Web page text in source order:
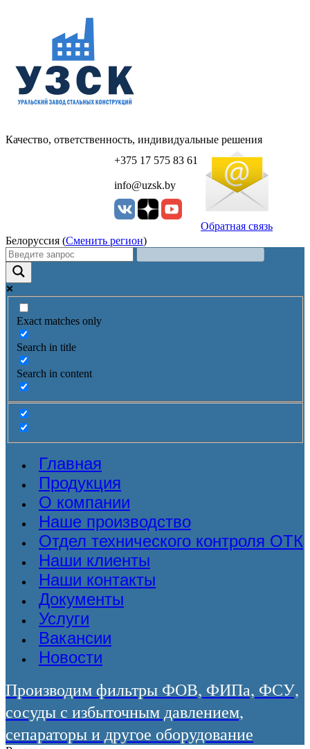
Качество, ответственность, индивидуальные решения
+375 17 575 83 61
info@uzsk.by
Обратная связь
Белоруссия (Сменить регион)
Exact matches only
Search in title
Search in content
Главная
Продукция
О компании
Наше производство
Отдел технического контроля ОТК
Наши клиенты
Наши контакты
Документы
Услуги
Вакансии
Новости
Производим фильтры ФОВ, ФИПа, ФСУ,
сосуды с избыточным давлением,
сепараторы и другое оборудование